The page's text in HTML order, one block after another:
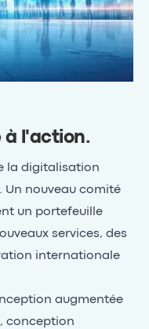
à l'action.
la digitalisation
Un nouveau comité
un portefeuille
services, des
internationale
augmentée
conception